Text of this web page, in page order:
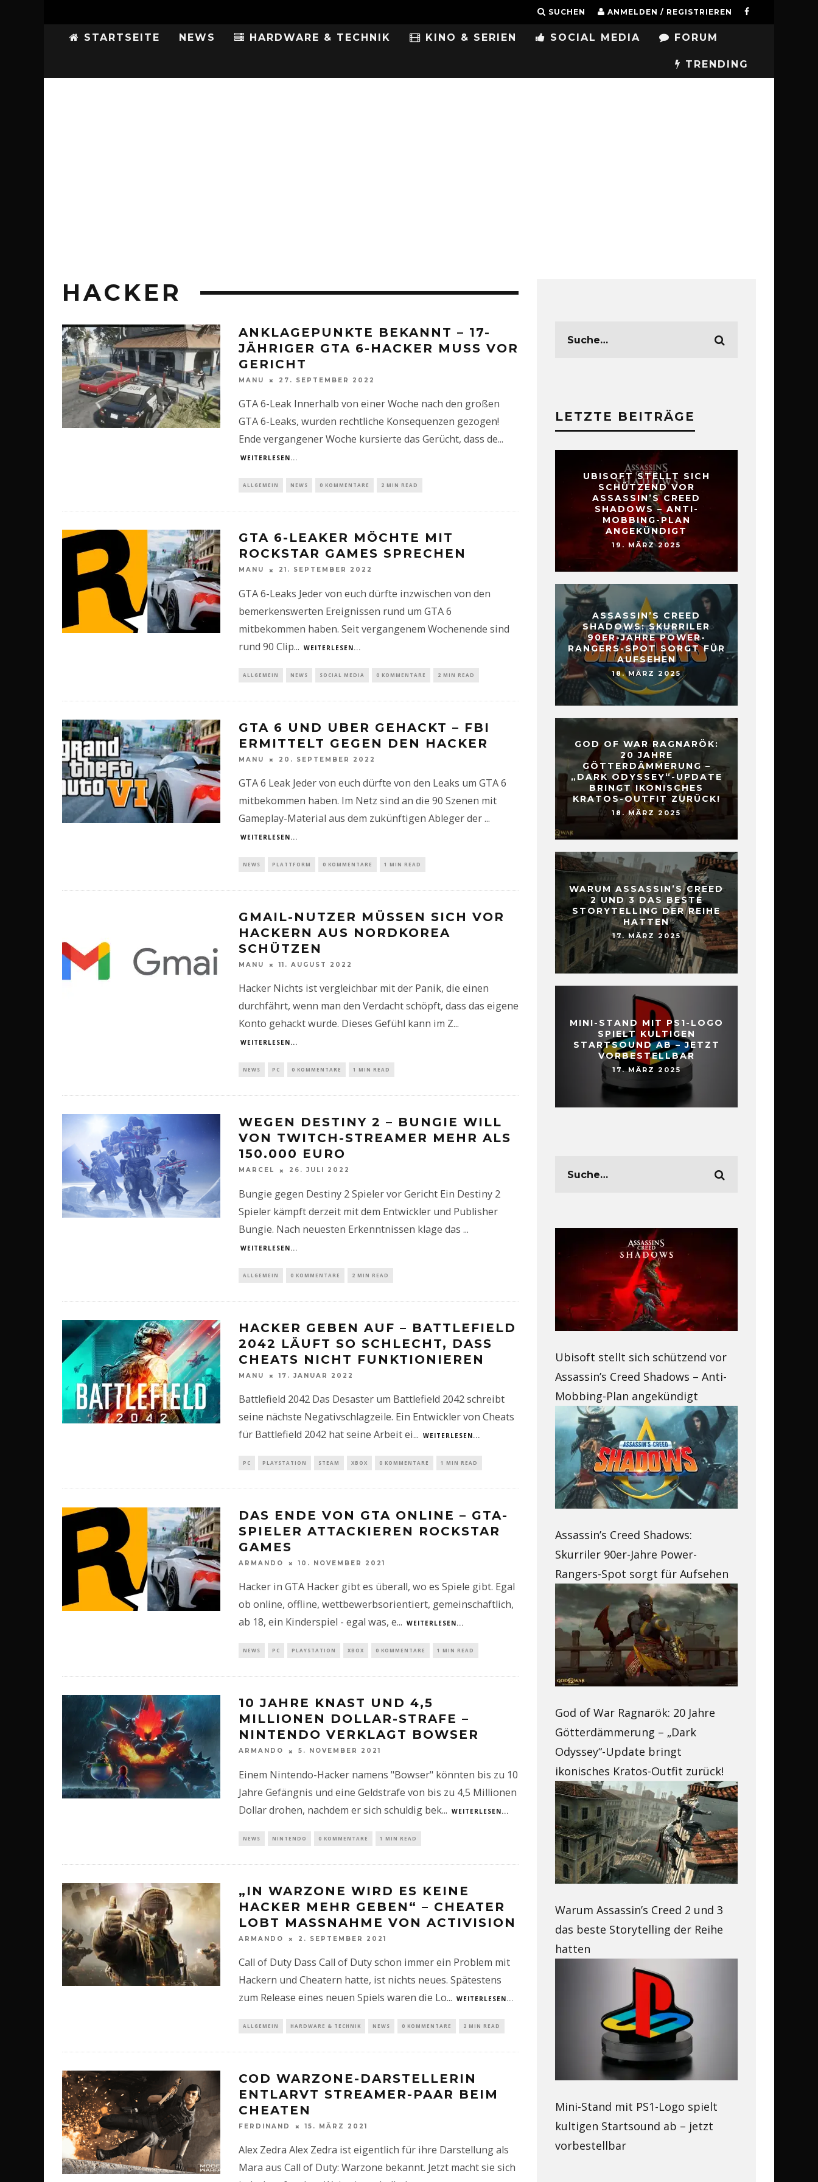
SUCHEN ANMELDEN / REGISTRIEREN
STARTSEITE NEWS HARDWARE & TECHNIK KINO & SERIEN SOCIAL MEDIA FORUM
TRENDING
HACKER
ANKLAGEPUNKTE BEKANNT – 17-
JÄHRIGER GTA 6-HACKER MUSS VOR
GERICHT
MANU 27. SEPTEMBER 2022
GTA 6-Leak Innerhalb von einer Woche nach den großen
GTA 6-Leaks, wurden rechtliche Konsequenzen gezogen!
Ende vergangener Woche kursierte das Gerücht, dass de...
WEITERLESEN...
ALLGEMEIN NEWS 0 KOMMENTARE 2 MIN READ
GTA 6-LEAKER MÖCHTE MIT
ROCKSTAR GAMES SPRECHEN
MANU 21. SEPTEMBER 2022
GTA 6-Leaks Jeder von euch dürfte inzwischen von den
bemerkenswerten Ereignissen rund um GTA 6
mitbekommen haben. Seit vergangenem Wochenende sind
rund 90 Clip... WEITERLESEN...
ALLGEMEIN NEWS SOCIAL MEDIA 0 KOMMENTARE 2 MIN READ
GTA 6 UND UBER GEHACKT – FBI
ERMITTELT GEGEN DEN HACKER
MANU 20. SEPTEMBER 2022
GTA 6 Leak Jeder von euch dürfte von den Leaks um GTA 6
mitbekommen haben. Im Netz sind an die 90 Szenen mit
Gameplay-Material aus dem zukünftigen Ableger der...
WEITERLESEN...
NEWS PLATTFORM 0 KOMMENTARE 1 MIN READ
GMAIL-NUTZER MÜSSEN SICH VOR
HACKERN AUS NORDKOREA
SCHÜTZEN
MANU 11. AUGUST 2022
Hacker Nichts ist vergleichbar mit der Panik, die einen
durchfährt, wenn man den Verdacht schöpft, dass das eigene
Konto gehackt wurde. Dieses Gefühl kann im Z...
WEITERLESEN...
NEWS PC 0 KOMMENTARE 1 MIN READ
WEGEN DESTINY 2 – BUNGIE WILL
VON TWITCH-STREAMER MEHR ALS
150.000 EURO
MARCEL 26. JULI 2022
Bungie gegen Destiny 2 Spieler vor Gericht Ein Destiny 2
Spieler kämpft derzeit mit dem Entwickler und Publisher
Bungie. Nach neuesten Erkenntnissen klage das ...
WEITERLESEN...
ALLGEMEIN 0 KOMMENTARE 2 MIN READ
HACKER GEBEN AUF – BATTLEFIELD
2042 LÄUFT SO SCHLECHT, DASS
CHEATS NICHT FUNKTIONIEREN
MANU 17. JANUAR 2022
Battlefield 2042 Das Desaster um Battlefield 2042 schreibt
seine nächste Negativschlagzeile. Ein Entwickler von Cheats
für Battlefield 2042 hat seine Arbeit ei... WEITERLESEN...
PC PLAYSTATION STEAM XBOX 0 KOMMENTARE 1 MIN READ
DAS ENDE VON GTA ONLINE – GTA-
SPIELER ATTACKIEREN ROCKSTAR
GAMES
ARMANDO 10. NOVEMBER 2021
Hacker in GTA Hacker gibt es überall, wo es Spiele gibt. Egal
ob online, offline, wettbewerbsorientiert, gemeinschaftlich,
ab 18, ein Kinderspiel - egal was, e... WEITERLESEN...
NEWS PC PLAYSTATION XBOX 0 KOMMENTARE 1 MIN READ
10 JAHRE KNAST UND 4,5
MILLIONEN DOLLAR-STRAFE –
NINTENDO VERKLAGT BOWSER
ARMANDO 5. NOVEMBER 2021
Einem Nintendo-Hacker namens "Bowser" könnten bis zu 10
Jahre Gefängnis und eine Geldstrafe von bis zu 4,5 Millionen
Dollar drohen, nachdem er sich schuldig bek... WEITERLESEN...
NEWS NINTENDO 0 KOMMENTARE 1 MIN READ
„IN WARZONE WIRD ES KEINE
HACKER MEHR GEBEN“ – CHEATER
LOBT MASSNAHME VON ACTIVISION
ARMANDO 2. SEPTEMBER 2021
Call of Duty Dass Call of Duty schon immer ein Problem mit
Hackern und Cheatern hatte, ist nichts neues. Spätestens
zum Release eines neuen Spiels waren die Lo... WEITERLESEN...
ALLGEMEIN HARDWARE & TECHNIK NEWS 0 KOMMENTARE 2 MIN READ
COD WARZONE-DARSTELLERIN
ENTLARVT STREAMER-PAAR BEIM
CHEATEN
FERDINAND 15. MÄRZ 2021
Alex Zedra Alex Zedra ist eigentlich für ihre Darstellung als
Mara aus Call of Duty: Warzone bekannt. Jetzt macht sie sich
LETZTE BEITRÄGE
UBISOFT STELLT SICH
SCHÜTZEND VOR
ASSASSIN’S CREED
SHADOWS – ANTI-
MOBBING-PLAN
ANGEKÜNDIGT
19. MÄRZ 2025
ASSASSIN’S CREED
SHADOWS: SKURRILER
90ER-JAHRE POWER-
RANGERS-SPOT SORGT FÜR
AUFSEHEN
18. MÄRZ 2025
GOD OF WAR RAGNARÖK:
20 JAHRE
GÖTTERDÄMMERUNG –
„DARK ODYSSEY“-UPDATE
BRINGT IKONISCHES
KRATOS-OUTFIT ZURÜCK!
18. MÄRZ 2025
WARUM ASSASSIN’S CREED
2 UND 3 DAS BESTE
STORYTELLING DER REIHE
HATTEN
17. MÄRZ 2025
MINI-STAND MIT PS1-LOGO
SPIELT KULTIGEN
STARTSOUND AB – JETZT
VORBESTELLBAR
17. MÄRZ 2025
Ubisoft stellt sich schützend vor
Assassin’s Creed Shadows – Anti-
Mobbing-Plan angekündigt
Assassin’s Creed Shadows:
Skurriler 90er-Jahre Power-
Rangers-Spot sorgt für Aufsehen
God of War Ragnarök: 20 Jahre
Götterdämmerung – „Dark
Odyssey“-Update bringt
ikonisches Kratos-Outfit zurück!
Warum Assassin’s Creed 2 und 3
das beste Storytelling der Reihe
hatten
Mini-Stand mit PS1-Logo spielt
kultigen Startsound ab – jetzt
vorbestellbar